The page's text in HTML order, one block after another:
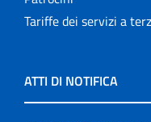
Tariffe dei servizi a
ATTI DI NOTIFICA